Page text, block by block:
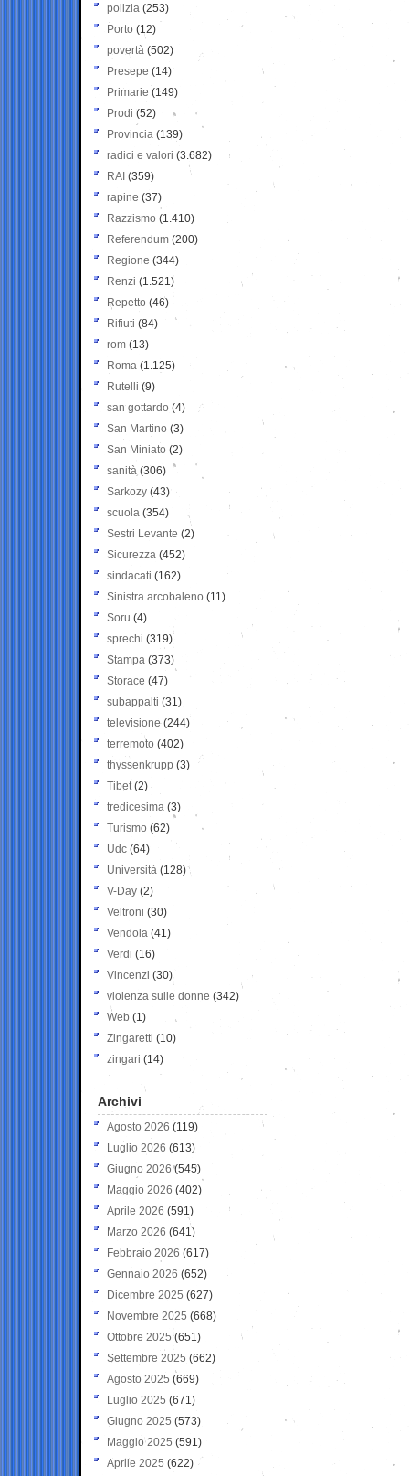
polizia (253)
Porto (12)
povertà (502)
Presepe (14)
Primarie (149)
Prodi (52)
Provincia (139)
radici e valori (3.682)
RAI (359)
rapine (37)
Razzismo (1.410)
Referendum (200)
Regione (344)
Renzi (1.521)
Repetto (46)
Rifiuti (84)
rom (13)
Roma (1.125)
Rutelli (9)
san gottardo (4)
San Martino (3)
San Miniato (2)
sanità (306)
Sarkozy (43)
scuola (354)
Sestri Levante (2)
Sicurezza (452)
sindacati (162)
Sinistra arcobaleno (11)
Soru (4)
sprechi (319)
Stampa (373)
Storace (47)
subappalti (31)
televisione(244)
terremoto (402)
thyssenkrupp (3)
Tibet(2)
tredicesima (3)
Turismo (62)
Udc (64)
Università (128)
V-Day (2)
Veltroni (30)
Vendola (41)
Verdi (16)
Vincenzi (30)
violenza sulle donne (342)
Web (1)
Zingaretti (10)
zingari (14)
Archivi
Agosto 2026 (119)
Luglio 2026 (613)
Giugno 2026 (545)
Maggio 2026 (402)
Aprile 2026 (591)
Marzo 2026 (641)
Febbraio 2026 (617)
Gennaio 2026 (652)
Dicembre 2025 (627)
Novembre 2025 (668)
Ottobre 2025 (651)
Settembre 2025 (662)
Agosto 2025 (669)
Luglio 2025 (671)
Giugno 2025 (573)
Maggio 2025 (591)
Aprile 2025 (622)